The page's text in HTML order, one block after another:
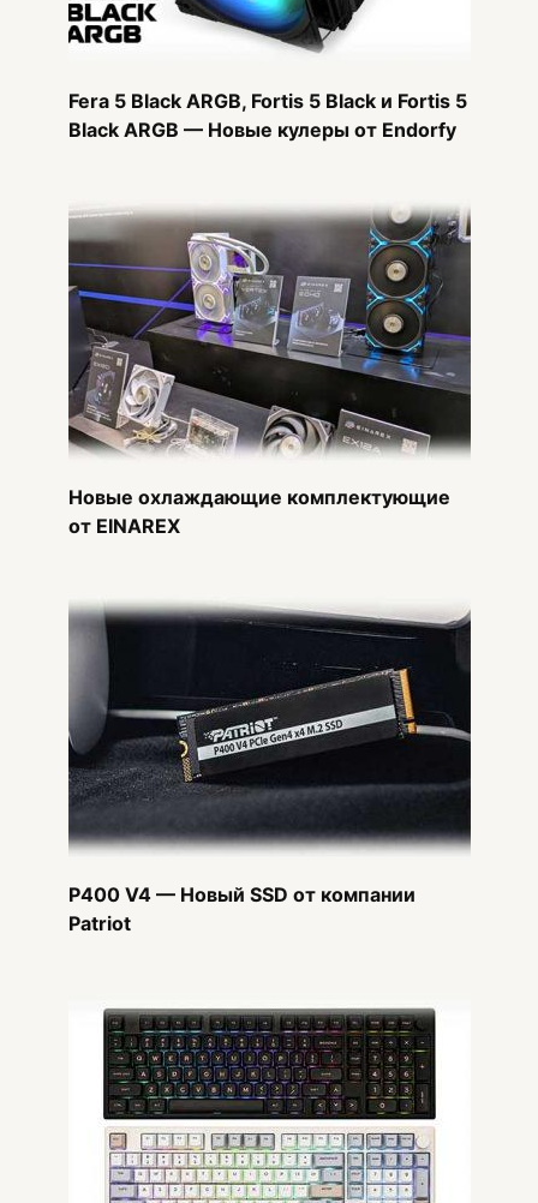
Fera 5 Black ARGB, Fortis 5 Black и Fortis 5
Black ARGB — Новые кулеры от Endorfy
Новые охлаждающие комплектующие
от EINAREX
P400 V4 — Новый SSD от компании
Patriot